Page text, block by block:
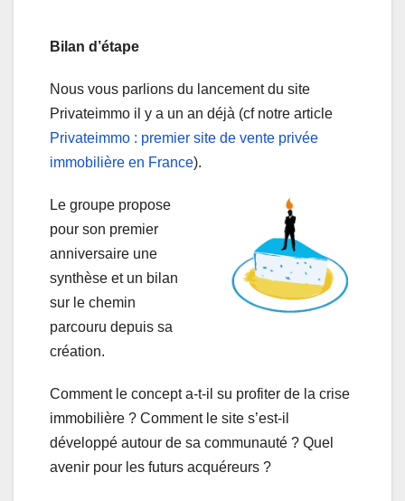
Bilan d’étape
Nous vous parlions du lancement du site
Privateimmo il y a un an déjà (cf notre article
Privateimmo : premier site de vente privée
immobilière en France).
Le groupe propose
pour son premier
anniversaire une
synthèse et un bilan
sur le chemin
parcouru depuis sa
création.
Comment le concept a-t-il su profiter de la crise
immobilière ? Comment le site s’est-il
développé autour de sa communauté ? Quel
avenir pour les futurs acquéreurs ?